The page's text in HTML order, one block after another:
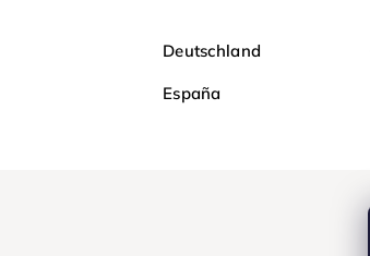
Deutschland
España